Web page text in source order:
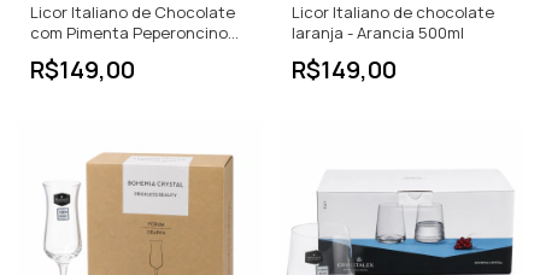
Licor Italiano de Chocolate
com Pimenta Peperoncino
500 ml
R$149,00
Licor Italiano de chocolate
laranja - Arancia 500ml
R$149,00